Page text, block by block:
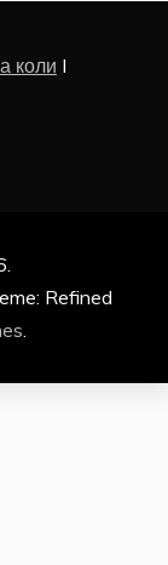
коли I
Refined